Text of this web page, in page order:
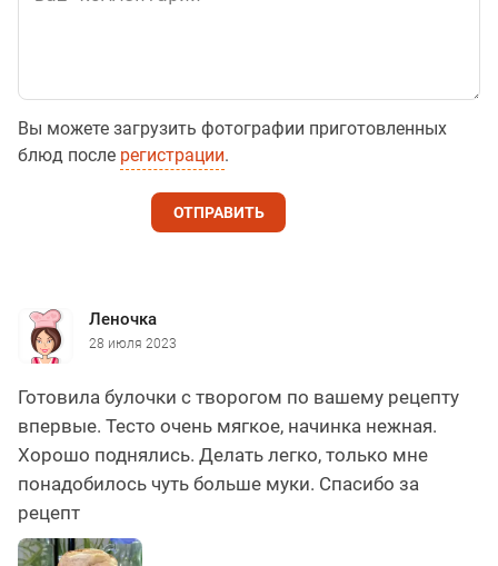
Вы можете загрузить фотографии приготовленных
блюд после регистрации.
ОТПРАВИТЬ
Леночка
28 июля 2023
Готовила булочки с творогом по вашему рецепту
впервые. Тесто очень мягкое, начинка нежная.
Хорошо поднялись. Делать легко, только мне
понадобилось чуть больше муки. Спасибо за
рецепт